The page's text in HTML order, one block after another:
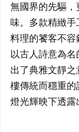
無國界的先驅
味。多款精緻
料理的饕客不容
以古人詩意為
出了典雅文靜
樓傳統而穩重
燈光輝映下透露